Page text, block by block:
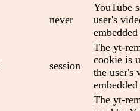
never
YouTube
user's
session
The yt-
cookie is
the user's
The yt-